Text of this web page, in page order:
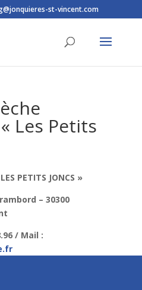
st-vincent.com
Les Petits
PETITS JONCS »
– 30300
/ Mail :